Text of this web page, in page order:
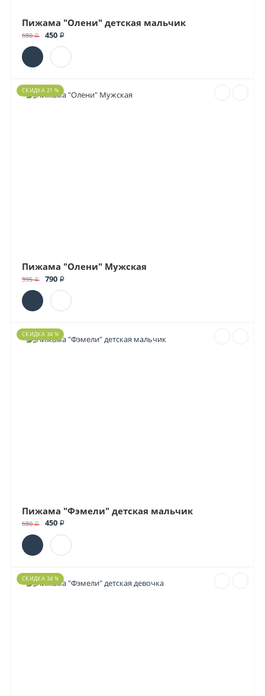
Пижама "Олени" детская мальчик
680 ₽ 450 ₽
СКИДКА 21 %
Пижама "Олени" Мужская
995 ₽ 790 ₽
СКИДКА 34 %
Пижама "Фэмели" детская мальчик
680 ₽ 450 ₽
СКИДКА 34 %